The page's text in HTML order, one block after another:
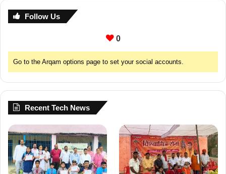
Follow Us
0
Go to the Arqam options page to set your social accounts.
Recent Tech News